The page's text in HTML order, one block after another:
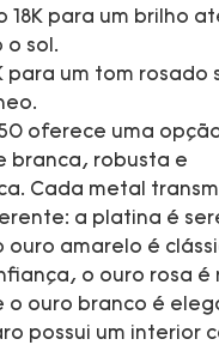
18K para um brilho
o sol.
para um tom rosado
oferece uma
branca, robusta e
Cada metal
a platina é
ouro amarelo é
o ouro rosa é
o ouro branco é
possui um interior